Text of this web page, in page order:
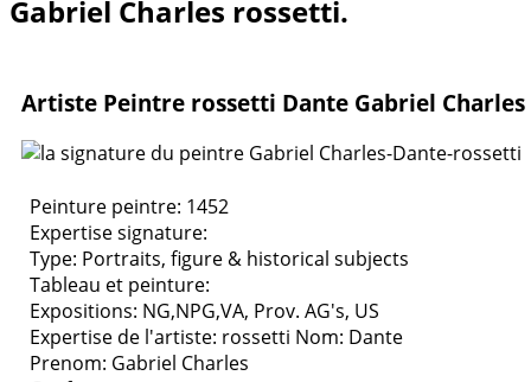
Gabriel Charles rossetti.
Artiste Peintre rossetti Dante Gabriel Charles
Peinture peintre: 1452
Expertise signature:
Type: Portraits, figure & historical subjects
Tableau et peinture:
Expositions: NG,NPG,VA, Prov. AG's, US
Expertise de l'artiste: rossetti Nom: Dante
Prenom: Gabriel Charles